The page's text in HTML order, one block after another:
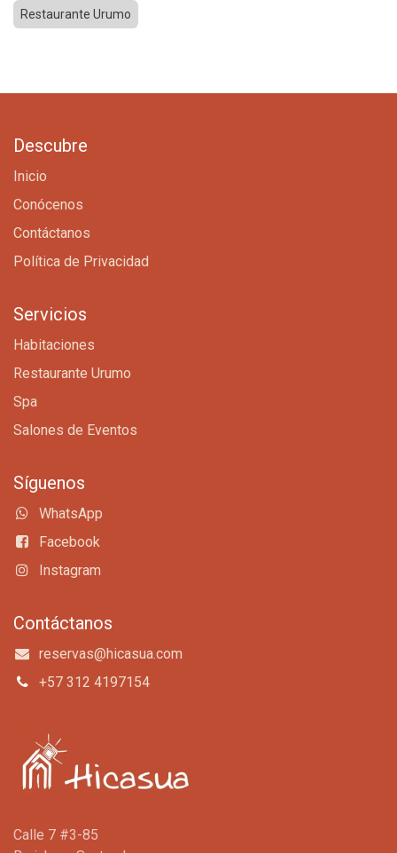
Restaurante Urumo
Descubre
Inicio
Conócenos
Contáctanos
Política de Privacidad
Servicios
Habitaciones
Restaurante Urumo
Spa
Salones de Eventos
Síguenos
WhatsApp
Facebook
Instagram
Contáctanos
reservas@hicasua.com
+57 312 4197154
Calle 7 #3-85